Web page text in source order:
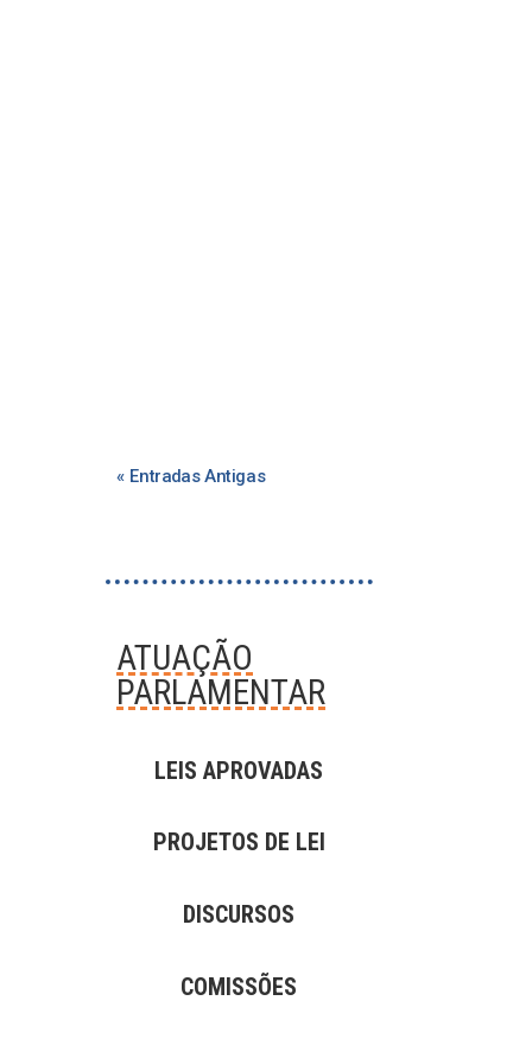
« Entradas Antigas
ATUAÇÃO
PARLAMENTAR
LEIS APROVADAS
PROJETOS DE LEI
DISCURSOS
COMISSÕES